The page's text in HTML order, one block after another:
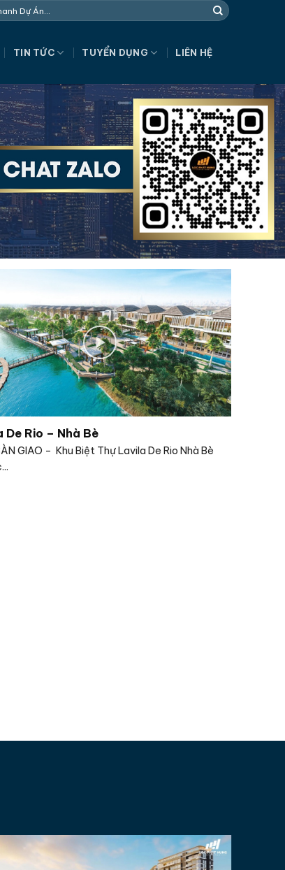
TIN TỨC TUYỂN DỤNG LIÊN HỆ
De Rio – Nhà Bè
GIAO – Khu Biệt Thự Lavila De Rio Nhà Bè